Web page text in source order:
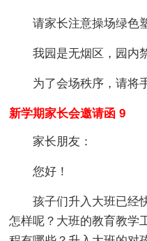
请家长注意操场绿色
我园是无烟区，园内
为了会场秩序，请将
新学期家长会邀请函 9
家长朋友：
您好！
孩子们升入大班已经
怎样呢？大班的教育教学